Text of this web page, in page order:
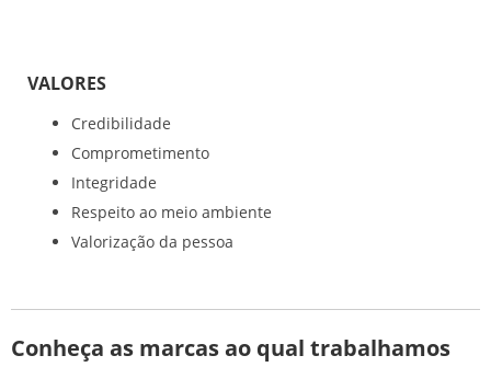
VALORES
Credibilidade
Comprometimento
Integridade
Respeito ao meio ambiente
Valorização da pessoa
Conheça as marcas ao qual trabalhamos